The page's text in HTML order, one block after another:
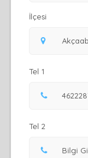
İlçesi
Tel 1
Tel 2